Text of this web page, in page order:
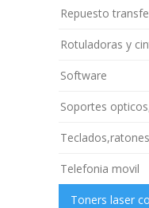
Repuesto
Rotuladoras y
Software
Soportes
Teclados,ratones
Telefonia movil
Toners laser